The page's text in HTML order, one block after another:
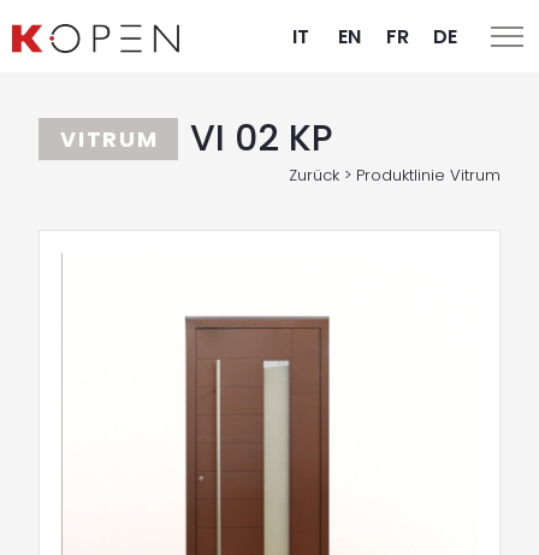
IT EN FR DE
VITRUM VI 02 KP
Zurück > Produktlinie Vitrum